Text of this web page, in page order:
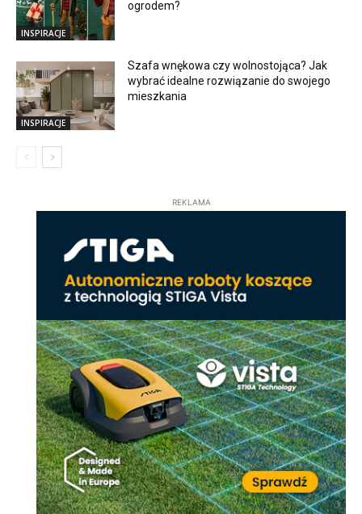
INSPIRACJE
ogrodem?
INSPIRACJE
Szafa wnękowa czy wolnostojąca? Jak
wybrać idealne rozwiązanie do swojego
mieszkania
REKLAMA